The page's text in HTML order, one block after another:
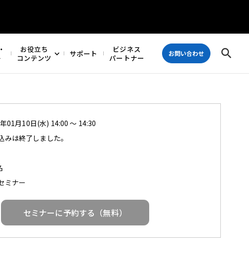
お役立ち
コンテンツ
サポート
ビジネス
パートナー
お問い合わせ
01月10日(水) 14:00 ～ 14:30
みは終了しました。
ミナー
セミナーに予約する（無料）